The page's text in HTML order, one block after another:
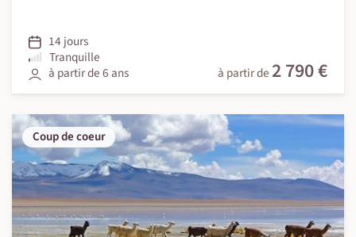
14 jours
Tranquille
à partir de 6 ans
à partir de 2 790 €
Coup de coeur